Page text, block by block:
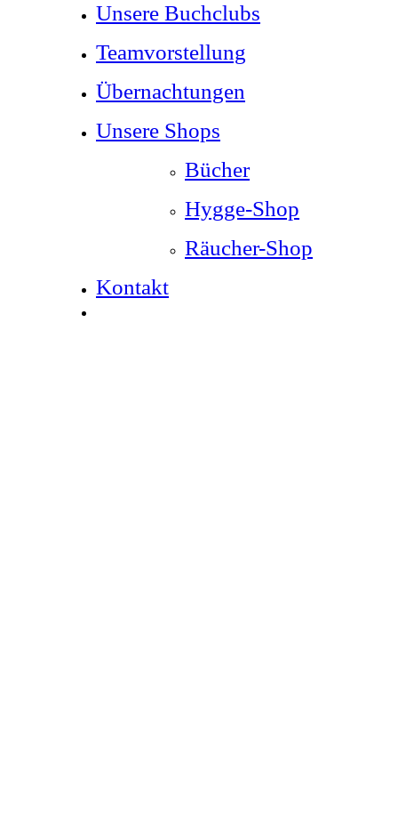
Unsere Buchclubs
Teamvorstellung
Übernachtungen
Unsere Shops
Bücher
Hygge-Shop
Räucher-Shop
Kontakt